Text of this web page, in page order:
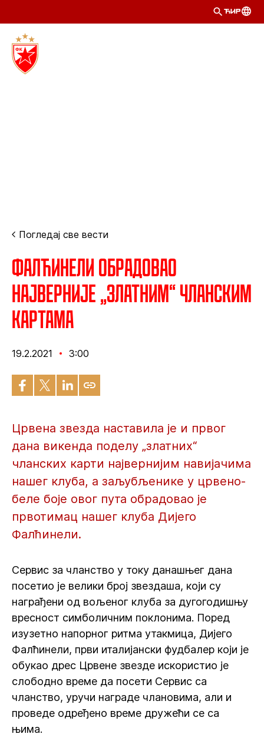
ЋИР
Погледај све вести
Фалћинели обрадовао
најверније „златним“ чланским
картама
19.2.2021 3:00
Црвена звезда наставила је и првог
дана викенда поделу „златних“
чланских карти највернијим навијачима
нашег клуба, а заљубљенике у црвено-
беле боје овог пута обрадовао је
првотимац нашег клуба Дијего
Фалћинели.
Сервис за чланство у току данашњег дана
посетио је велики број звездаша, који су
награђени од вољеног клуба за дугогодишњу
вресност симболичним поклонима. Поред
изузетно напорног ритма утакмица, Дијего
Фалћинели, први италијански фудбалер који је
обукао дрес Црвене звезде искористио је
слободно време да посети Сервис са
чланство, уручи награде члановима, али и
проведе одређено време дружећи се са
њима.